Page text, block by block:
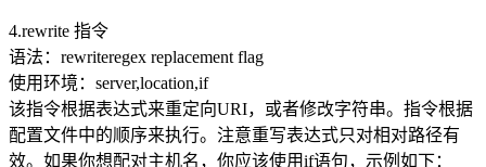
4.rewrite 指令
语法：rewriteregex replacement flag
使用环境：server,location,if
该指令根据表达式来重定向URI，或者修改字符串。指令根据
配置文件中的顺序来执行。注意重写表达式只对相对路径有
效。如果你想配对主机名，你应该使用if语句，示例如下：